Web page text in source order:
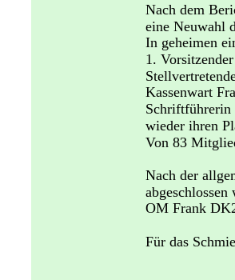
Nach dem
eine Neuwahl
In geheimen
1.
Kassenwart
wieder ihren
Von 83
Nach der
abgeschlossen
OM Frank
Für das